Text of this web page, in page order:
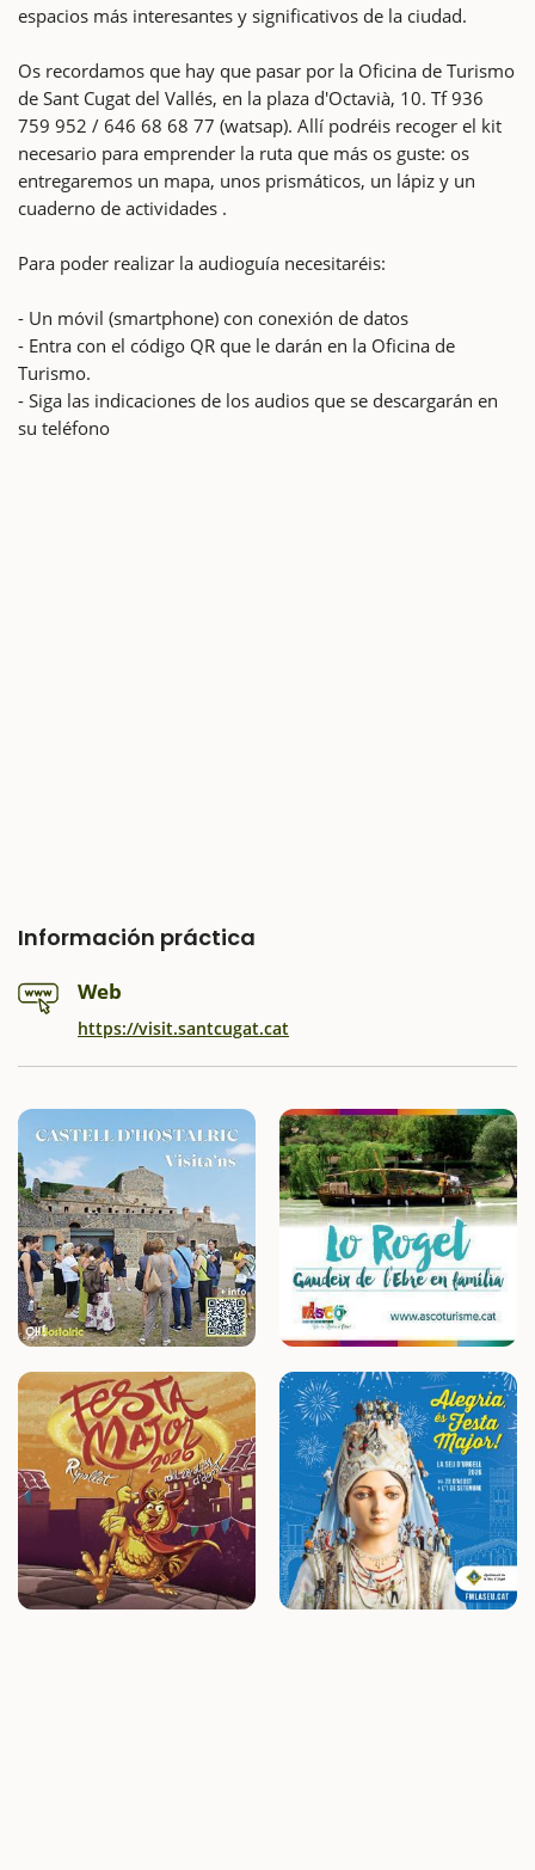
espacios más interesantes y significativos de la ciudad.
Os recordamos que hay que pasar por la Oficina de Turismo
de Sant Cugat del Vallés, en la plaza d'Octavià, 10. Tf 936
759 952 / 646 68 68 77 (watsap). Allí podréis recoger el kit
necesario para emprender la ruta que más os guste: os
entregaremos un mapa, unos prismáticos, un lápiz y un
cuaderno de actividades .
Para poder realizar la audioguía necesitaréis:
- Un móvil (smartphone) con conexión de datos
- Entra con el código QR que le darán en la Oficina de
Turismo.
- Siga las indicaciones de los audios que se descargarán en
su teléfono
Información práctica
Web
https://visit.santcugat.cat